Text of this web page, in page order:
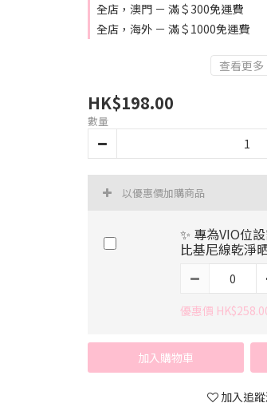
全店，澳門 － 滿＄300免運費
全店，海外 － 滿＄1000免運費
查看更多
HK$198.00
數量
以優惠價加購商品
✨ 專為VIO位
比基尼線乾淨
優惠價
加入購物車
加入追